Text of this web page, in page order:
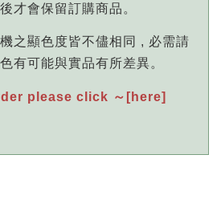
才會保留訂購商品。
之顯色度皆不儘相同 , 必需請
有可能與實品有所差異。
please click ～[here]